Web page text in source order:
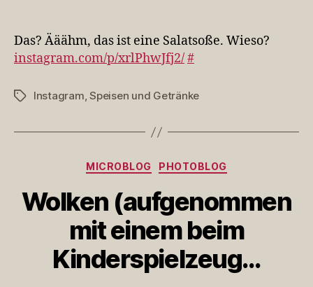
das
Das? Ääähm, das ist eine Salatsoße. Wieso?
instagram.com/p/xrlPhwJfj2/#
Schlagwörter
Instagram,Speisen und Getränke
Kategorien
MICROBLOG PHOTOBLOG
Wolken (aufgenommen
mit einem beim
Kinderspielzeug…